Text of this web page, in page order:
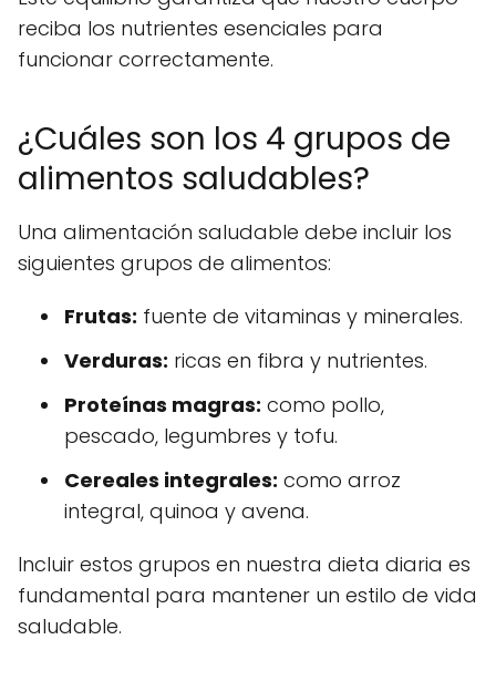
reciba los nutrientes esenciales para
funcionar correctamente.
¿Cuáles son los 4 grupos de
alimentos saludables?
Una alimentación saludable debe incluir los
siguientes grupos de alimentos:
Frutas: fuente de vitaminas y minerales.
Verduras: ricas en fibra y nutrientes.
Proteínas magras: como pollo,
pescado, legumbres y tofu.
Cereales integrales: como arroz
integral, quinoa y avena.
Incluir estos grupos en nuestra dieta diaria es
fundamental para mantener un estilo de vida
saludable.